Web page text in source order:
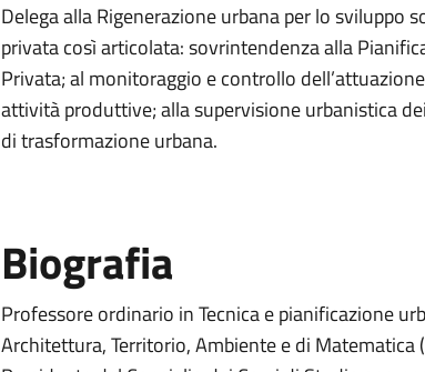
Delega alla Rigenerazione urbana per lo sviluppo
privata così articolata: sovrintendenza alla
Privata; al monitoraggio e controllo
attività produttive; alla supervisione urbanistica
di trasformazione urbana.
Biografia
Professore ordinario in Tecnica e pianificazione
Architettura, Territorio, Ambiente e di